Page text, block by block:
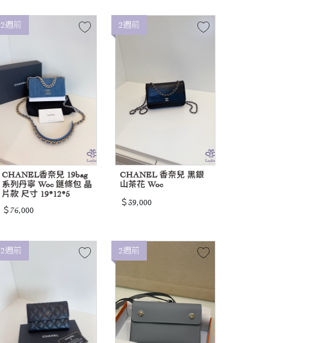
2週前
CHANEL香奈兒 19bag
系列丹寧 Woc 鏈條包 晶
片款 尺寸 19*12*5
＄76,000
2週前
CHANEL 香奈兒 黑銀
山茶花 Woc
＄39,000
2週前 2週前